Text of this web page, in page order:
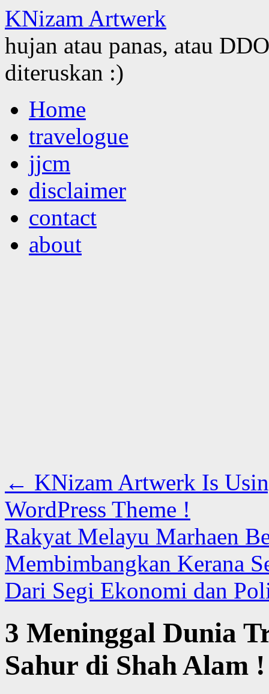
KNizam Artwerk
hujan atau panas, atau
diteruskan :)
to
contentHome
travelogue
jjcm
disclaimer
contact
about
← KNizam Artwerk Is
WordPress Theme !
Rakyat Melayu Marhaen
Membimbangkan Kerana
Dari Segi Ekonomi dan
3 Meninggal Dunia
Sahur di Shah Alam !